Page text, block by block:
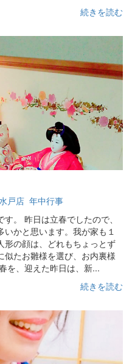
続きを読む
戸店 年中行事
。 昨日は立春でしたので、
かと思います。我が家も１
形の顔は、どれもちょっとず
たお雛様を選び、お内裏様
を、迎えた昨日は、新...
続きを読む